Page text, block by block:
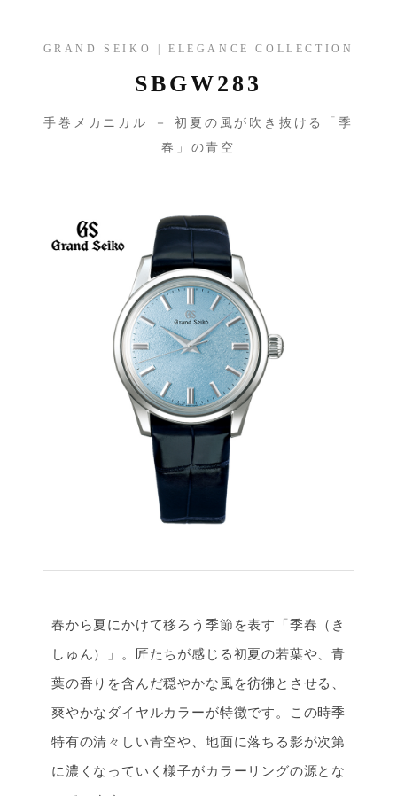
GRAND SEIKO | ELEGANCE COLLECTION
SBGW283
手巻メカニカル － 初夏の風が吹き抜ける「季
春」の青空
春から夏にかけて移ろう季節を表す「季春（き
しゅん）」。匠たちが感じる初夏の若葉や、青
葉の香りを含んだ穏やかな風を彷彿とさせる、
爽やかなダイヤルカラーが特徴です。この時季
特有の清々しい青空や、地面に落ちる影が次第
に濃くなっていく様子がカラーリングの源とな